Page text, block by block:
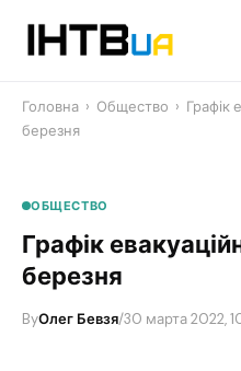
Головна › Общество › Графік
березня
ОБЩЕСТВО
Графік
березня
ByОлег Бевзя/30 марта 2022,